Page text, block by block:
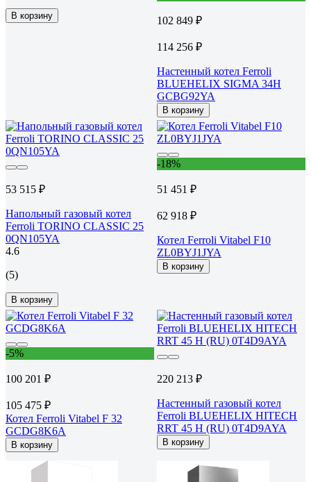
В корзину 102 849 ₽
114 256 ₽
Настенный котел Ferroli
BLUEHELIX SIGMA 34H
GCBG92YA
В корзину
53 515 ₽
Напольный газовый котел
Ferroli TORINO CLASSIC 25
0QN105YA
4.6
(5)
В корзину
-18%
51 451 ₽
62 918 ₽
Котел Ferroli Vitabel F10
ZL0BYJ1JYA
В корзину
-5%
100 201 ₽
105 475 ₽
Котел Ferroli Vitabel F 32
GCDG8K6A
В корзину
220 213 ₽
Настенный газовый котел
Ferroli BLUEHELIX HITECH
RRT 45 H (RU) 0T4D9AYA
В корзину